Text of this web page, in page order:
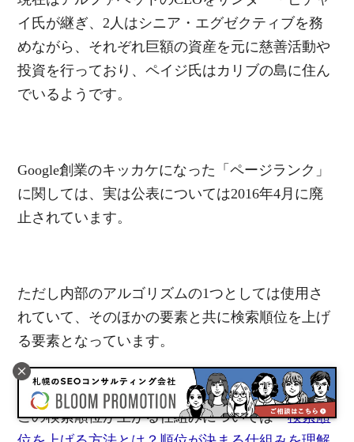
イ氏が継ぎ、2人はシニア・エグゼクティブを務
めながら、それぞれ巨額の資産を元に慈善活動や
投資を行っており、ペイジ氏はカリブの島に住ん
でいるようです。
Google創業のキッカケになった「ページランク」
に関しては、実は公表については2016年4月に廃
止されています。
ただし内部のアルゴリズムの1つとしては使用さ
れていて、そのほかの要素と共に検索順位を上げ
る要素となっています。
この検索順位が上がる仕組みについては「検索順